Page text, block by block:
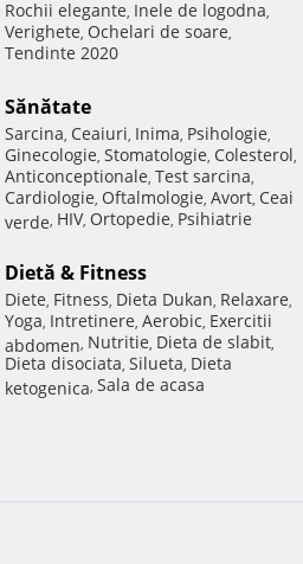
Rochii elegante, Inele de logodna,
Verighete, Ochelari de soare,
Tendinte 2020
Sănătate
Sarcina, Ceaiuri, Inima, Psihologie,
Ginecologie, Stomatologie, Colesterol,
Anticonceptionale, Test sarcina,
Cardiologie, Oftalmologie, Avort, Ceai
verde, HIV, Ortopedie, Psihiatrie
Dietă & Fitness
Diete, Fitness, Dieta Dukan, Relaxare,
Yoga, Intretinere, Aerobic, Exercitii
abdomen, Nutritie, Dieta de slabit,
Dieta disociata, Silueta, Dieta
ketogenica, Sala de acasa